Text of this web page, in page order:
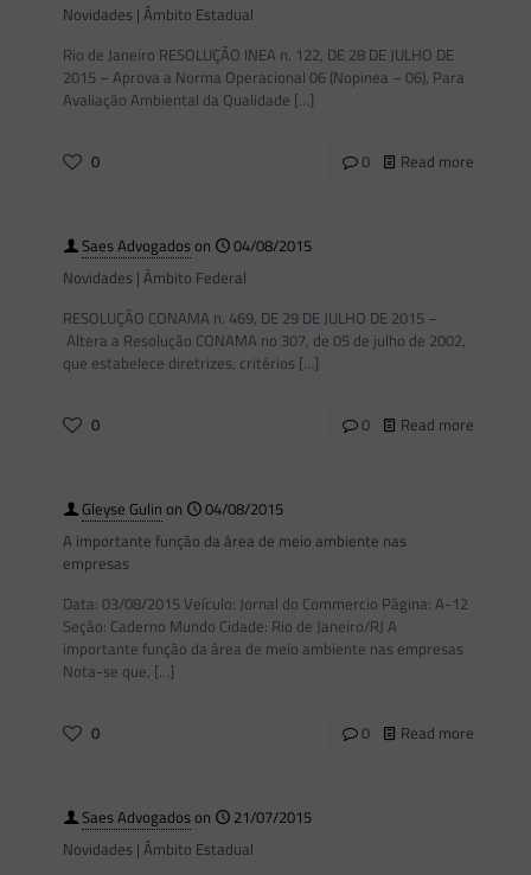
Novidades | Âmbito Estadual
Rio de Janeiro RESOLUÇÃO INEA n. 122, DE 28 DE JULHO DE
2015 – Aprova a Norma Operacional 06 (Nopinea – 06), Para
Avaliação Ambiental da Qualidade […]
0 0 Read more
Saes Advogadoson
04/08/2015
Novidades | Âmbito Federal
RESOLUÇÃO CONAMA n. 469, DE 29 DE JULHO DE 2015 –
Altera a Resolução CONAMA no 307, de 05 de julho de 2002,
que estabelece diretrizes, critérios […]
0 0 Read more
Gleyse Gulin on
04/08/2015
A importante função da área de meio ambiente nas
empresas
Data: 03/08/2015 Veículo: Jornal do Commercio Página: A-12
Seção: Caderno Mundo Cidade: Rio de Janeiro/RJ A
importante função da área de meio ambiente nas empresas
Nota-se que, […]
0 0 Read more
Saes Advogadoson
21/07/2015
Novidades | Âmbito Estadual